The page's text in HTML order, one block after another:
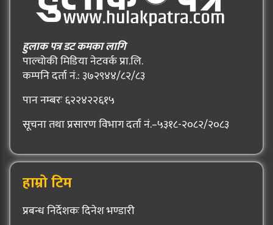
हुलाक पत्र डट कमका लागि
पाल्चोकी मिडिया नेटवर्क प्रा.लि.
कम्पनि दर्ता नं.: ३७२९४४/८२/८३
पान नम्बरः ६२२४२२६१५
सूचना तथा प्रसारण विभाग दर्ता नं.–५३१८-२०८२/२०८३
हाम्रो टिम
प्रबन्ध निर्देशकः दिनेश भण्डारी